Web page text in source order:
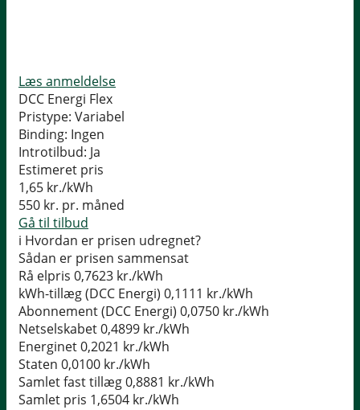
Læs anmeldelse
DCC Energi Flex
Pristype: Variabel
Binding: Ingen
Introtilbud: Ja
Estimeret pris
1,65 kr./kWh
550 kr. pr. måned
Gå til tilbud
i Hvordan er prisen udregnet?
Sådan er prisen sammensat
Rå elpris 0,7623 kr./kWh
kWh-tillæg (DCC Energi) 0,1111 kr./kWh
Abonnement (DCC Energi) 0,0750 kr./kWh
Netselskabet0,4899 kr./kWh
Energinet0,2021 kr./kWh
Staten 0,0100 kr./kWh
Samlet fast tillæg0,8881 kr./kWh
Samlet pris 1,6504 kr./kWh